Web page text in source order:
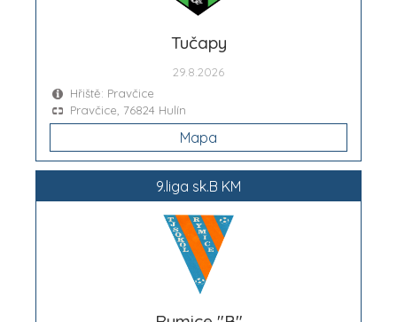
Tučapy
29.8.2026
Hřiště: Pravčice
Pravčice, 76824 Hulín
Mapa
9.liga sk.B KM